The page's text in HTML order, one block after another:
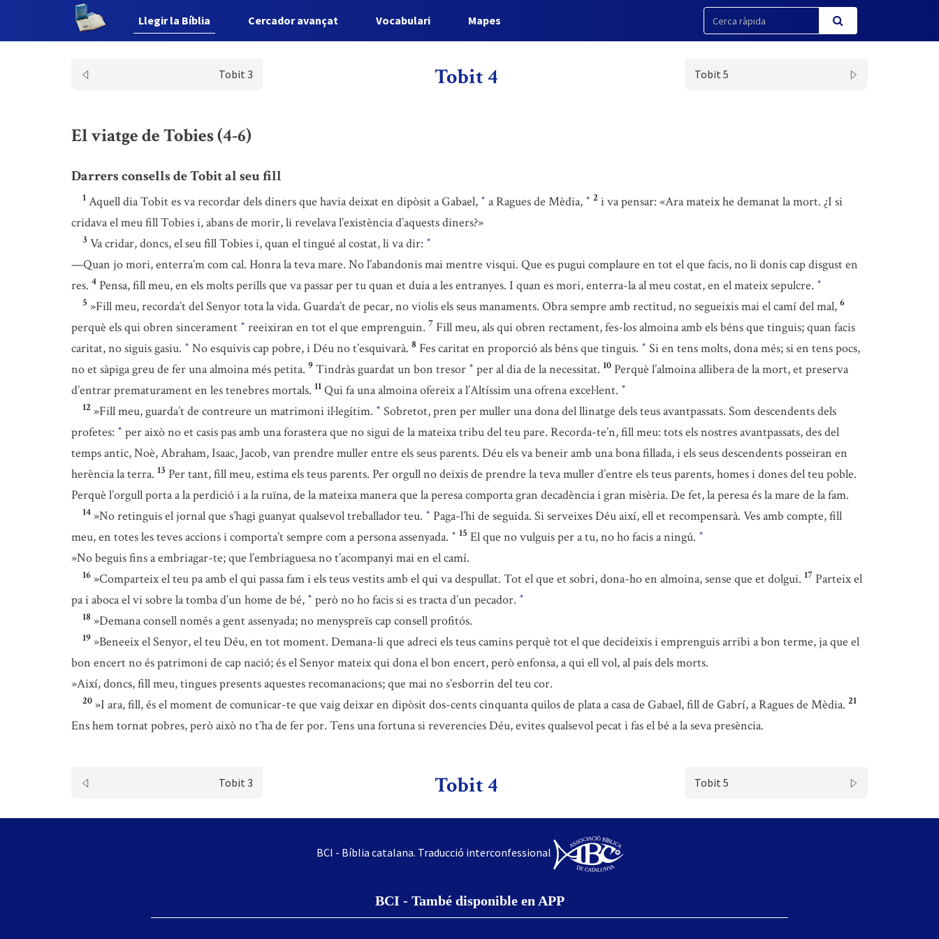
Llegir la Bíblia Cercador avançat Vocabulari Mapes
Tobit 3 Tobit 4 Tobit 5
El viatge de Tobies (4-6)
Darrers consells de Tobit al seu fill
1 Aquell dia Tobit es va recordar dels diners que havia deixat en dipòsit a Gabael, * a Ragues de Mèdia, * 2 i va pensar: «Ara mateix he demanat la mort. ¿I si
cridava el meu fill Tobies i, abans de morir, li revelava l’existència d’aquests diners?»
3 Va cridar, doncs, el seu fill Tobies i, quan el tingué al costat, li va dir: *
—Quan jo mori, enterra’m com cal. Honra la teva mare. No l’abandonis mai mentre visqui. Que es pugui complaure en tot el que facis, no li donis cap disgust en
res. 4 Pensa, fill meu, en els molts perills que va passar per tu quan et duia a les entranyes. I quan es mori, enterra-la al meu costat, en el mateix sepulcre. *
5 »Fill meu, recorda’t del Senyor tota la vida. Guarda’t de pecar, no violis els seus manaments. Obra sempre amb rectitud, no segueixis mai el camí del mal, 6
perquè els qui obren sincerament * reeixiran en tot el que emprenguin. 7 Fill meu, als qui obren rectament, fes-los almoina amb els béns que tinguis; quan facis
caritat, no siguis gasiu. * No esquivis cap pobre, i Déu no t’esquivarà. 8 Fes caritat en proporció als béns que tinguis. * Si en tens molts, dona més; si en tens pocs,
no et sàpiga greu de fer una almoina més petita. 9 Tindràs guardat un bon tresor * per al dia de la necessitat. 10 Perquè l’almoina allibera de la mort, et preserva
d’entrar prematurament en les tenebres mortals. 11 Qui fa una almoina ofereix a l’Altíssim una ofrena excel·lent. *
12 »Fill meu, guarda’t de contreure un matrimoni il·legítim. * Sobretot, pren per muller una dona del llinatge dels teus avantpassats. Som descendents dels
profetes: * per això no et casis pas amb una forastera que no sigui de la mateixa tribu del teu pare. Recorda-te’n, fill meu: tots els nostres avantpassats, des del
temps antic, Noè, Abraham, Isaac, Jacob, van prendre muller entre els seus parents. Déu els va beneir amb una bona fillada, i els seus descendents posseiran en
herència la terra. 13 Per tant, fill meu, estima els teus parents. Per orgull no deixis de prendre la teva muller d’entre els teus parents, homes i dones del teu poble.
Perquè l’orgull porta a la perdició i a la ruïna, de la mateixa manera que la peresa comporta gran decadència i gran misèria. De fet, la peresa és la mare de la fam.
14 »No retinguis el jornal que s’hagi guanyat qualsevol treballador teu. * Paga-l’hi de seguida. Si serveixes Déu així, ell et recompensarà. Ves amb compte, fill
meu, en totes les teves accions i comporta’t sempre com a persona assenyada. * 15 El que no vulguis per a tu, no ho facis a ningú. *
»No beguis fins a embriagar-te; que l’embriaguesa no t’acompanyi mai en el camí.
16 »Comparteix el teu pa amb el qui passa fam i els teus vestits amb el qui va despullat. Tot el que et sobri, dona-ho en almoina, sense que et dolgui. 17 Parteix el
pa i aboca el vi sobre la tomba d’un home de bé, * però no ho facis si es tracta d’un pecador. *
18 »Demana consell només a gent assenyada; no menyspreïs cap consell profitós.
19 »Beneeix el Senyor, el teu Déu, en tot moment. Demana-li que adreci els teus camins perquè tot el que decideixis i emprenguis arribi a bon terme, ja que el
bon encert no és patrimoni de cap nació; és el Senyor mateix qui dona el bon encert, però enfonsa, a qui ell vol, al país dels morts.
»Així, doncs, fill meu, tingues presents aquestes recomanacions; que mai no s’esborrin del teu cor.
20 »I ara, fill, és el moment de comunicar-te que vaig deixar en dipòsit dos-cents cinquanta quilos de plata a casa de Gabael, fill de Gabrí, a Ragues de Mèdia. 21
Ens hem tornat pobres, però això no t’ha de fer por. Tens una fortuna si reverencies Déu, evites qualsevol pecat i fas el bé a la seva presència.
Tobit 3 Tobit 4 Tobit 5
BCI - Bíblia catalana. Traducció interconfessional
BCI - També disponible en APP